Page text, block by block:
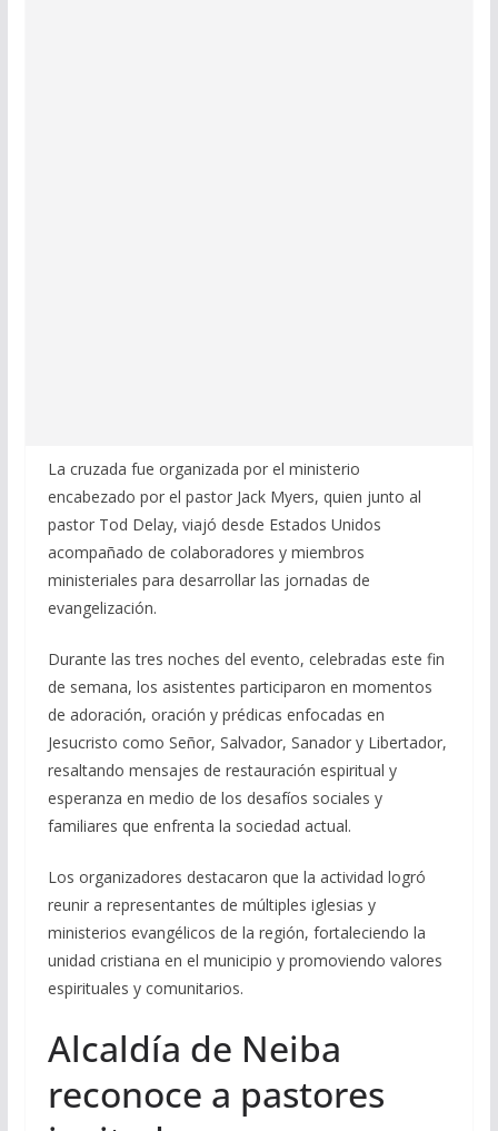
La cruzada fue organizada por el ministerio
encabezado por el pastor Jack Myers, quien junto al
pastor Tod Delay, viajó desde Estados Unidos
acompañado de colaboradores y miembros
ministeriales para desarrollar las jornadas de
evangelización.
Durante las tres noches del evento, celebradas este fin
de semana, los asistentes participaron en momentos
de adoración, oración y prédicas enfocadas en
Jesucristo como Señor, Salvador, Sanador y Libertador,
resaltando mensajes de restauración espiritual y
esperanza en medio de los desafíos sociales y
familiares que enfrenta la sociedad actual.
Los organizadores destacaron que la actividad logró
reunir a representantes de múltiples iglesias y
ministerios evangélicos de la región, fortaleciendo la
unidad cristiana en el municipio y promoviendo valores
espirituales y comunitarios.
Alcaldía de Neiba
reconoce a pastores